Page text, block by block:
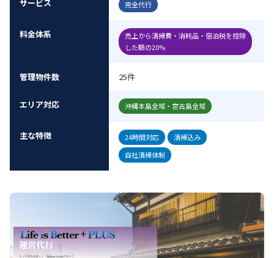
サービス 完全代行
料金体系
売上から清掃費・消耗品・宿泊税を控除
した額の20%
管理物件数 25件
エリア対応 沖縄本島全域・宮古島全域
主な特徴 24時間対応
清掃込み
自社清掃体制